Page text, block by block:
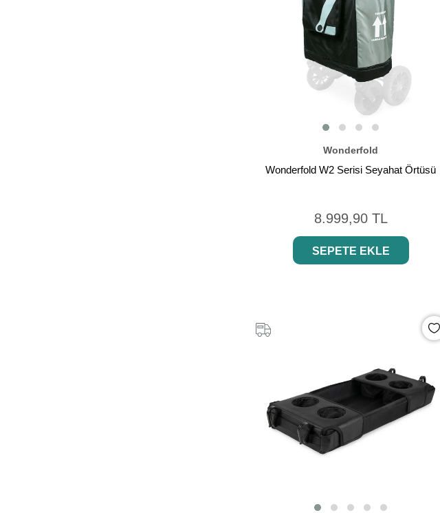
Wonderfold
Wonderfold W2 Serisi Seyahat Örtüsü
8.999,90 TL
SEPETE EKLE